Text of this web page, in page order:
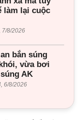
làm lại cuộc
7/8/2026
bắn súng
vừa bơi
AK
6/8/2026